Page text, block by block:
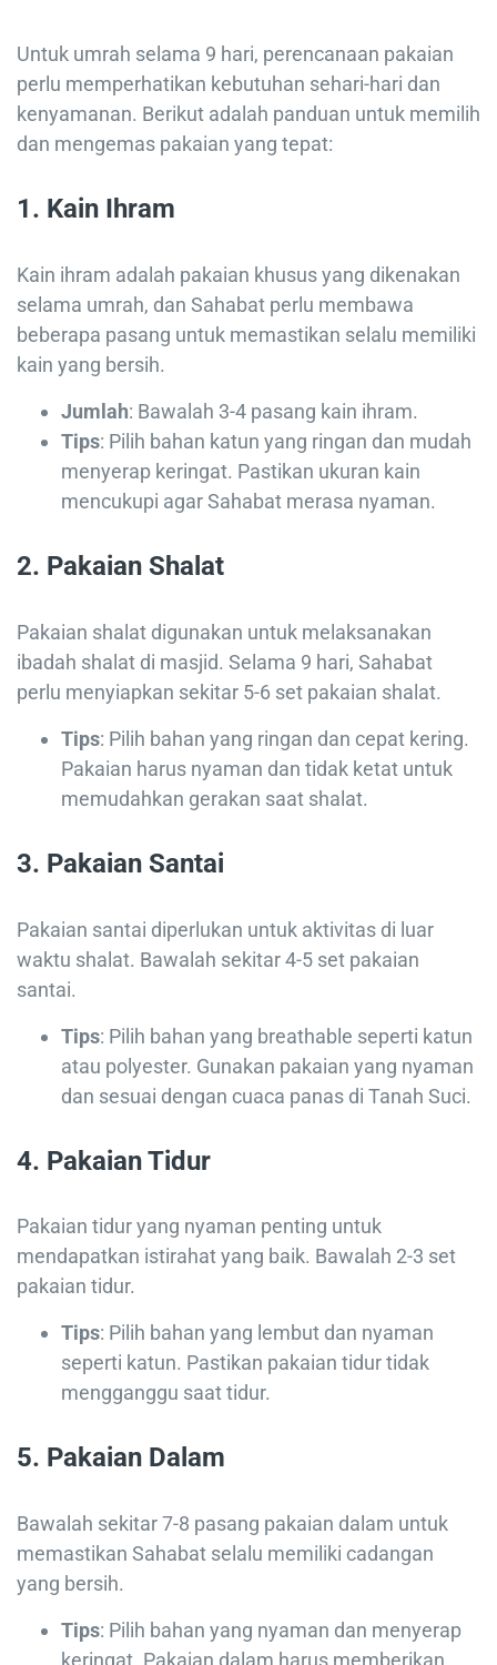
Untuk umrah selama 9 hari, perencanaan pakaian
perlu memperhatikan kebutuhan sehari-hari dan
kenyamanan. Berikut adalah panduan untuk memilih
dan mengemas pakaian yang tepat:
1. Kain Ihram
Kain ihram adalah pakaian khusus yang dikenakan
selama umrah, dan Sahabat perlu membawa
beberapa pasang untuk memastikan selalu memiliki
kain yang bersih.
Jumlah: Bawalah 3-4 pasang kain ihram.
Tips: Pilih bahan katun yang ringan dan mudah
menyerap keringat. Pastikan ukuran kain
mencukupi agar Sahabat merasa nyaman.
2. Pakaian Shalat
Pakaian shalat digunakan untuk melaksanakan
ibadah shalat di masjid. Selama 9 hari, Sahabat
perlu menyiapkan sekitar 5-6 set pakaian shalat.
Tips: Pilih bahan yang ringan dan cepat kering.
Pakaian harus nyaman dan tidak ketat untuk
memudahkan gerakan saat shalat.
3. Pakaian Santai
Pakaian santai diperlukan untuk aktivitas di luar
waktu shalat. Bawalah sekitar 4-5 set pakaian
santai.
Tips: Pilih bahan yang breathable seperti katun
atau polyester. Gunakan pakaian yang nyaman
dan sesuai dengan cuaca panas di Tanah Suci.
4. Pakaian Tidur
Pakaian tidur yang nyaman penting untuk
mendapatkan istirahat yang baik. Bawalah 2-3 set
pakaian tidur.
Tips: Pilih bahan yang lembut dan nyaman
seperti katun. Pastikan pakaian tidur tidak
mengganggu saat tidur.
5. Pakaian Dalam
Bawalah sekitar 7-8 pasang pakaian dalam untuk
memastikan Sahabat selalu memiliki cadangan
yang bersih.
Tips: Pilih bahan yang nyaman dan menyerap
keringat. Pakaian dalam harus memberikan